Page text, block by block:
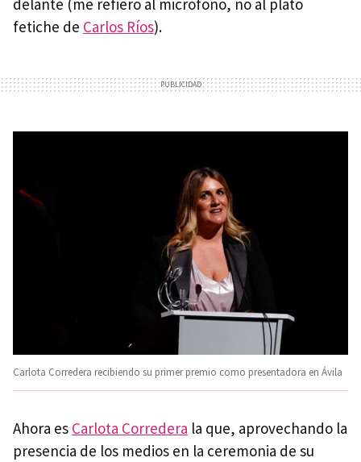
fetiche de Carlos Ríos).
Carlota Corredera recibiendo su primer premio como presentadora en Ávila
Ahora es Carlota Corredera la que, aprovechando la
presencia de los medios en la ceremonia de su